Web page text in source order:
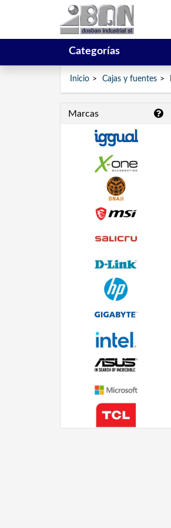
Categorías
Inicio Cajas y fuentes
Marcas